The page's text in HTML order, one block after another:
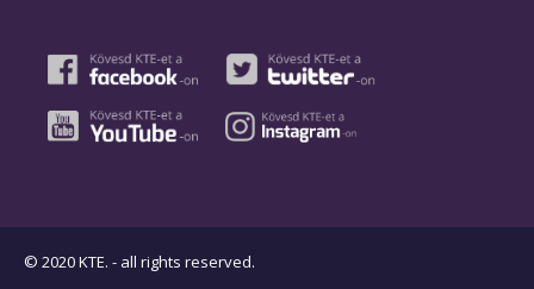
© 2020 KTE. - all rights reserved.